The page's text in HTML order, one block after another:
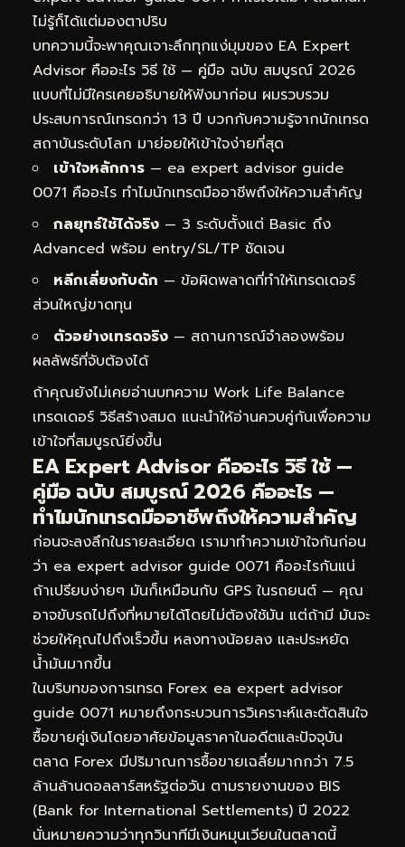
ไม่รู้ก็ได้แต่มองตาปริบ
บทความนี้จะพาคุณเจาะลึกทุกแง่มุมของ EA Expert
Advisor คืออะไร วิธี ใช้ — คู่มือ ฉบับ สมบูรณ์ 2026
แบบที่ไม่มีใครเคยอธิบายให้ฟังมาก่อน ผมรวบรวม
ประสบการณ์เทรดกว่า 13 ปี บวกกับความรู้จากนักเทรด
สถาบันระดับโลก มาย่อยให้เข้าใจง่ายที่สุด
เข้าใจหลักการ — ea expert advisor guide
0071 คืออะไร ทำไมนักเทรดมืออาชีพถึงให้ความสำคัญ
กลยุทธ์ใช้ได้จริง — 3 ระดับตั้งแต่ Basic ถึง
Advanced พร้อม entry/SL/TP ชัดเจน
หลีกเลี่ยงกับดัก — ข้อผิดพลาดที่ทำให้เทรดเดอร์
ส่วนใหญ่ขาดทุน
ตัวอย่างเทรดจริง — สถานการณ์จำลองพร้อม
ผลลัพธ์ที่จับต้องได้
ถ้าคุณยังไม่เคยอ่านบทความ Work Life Balance
เทรดเดอร์ วิธีสร้างสมด แนะนำให้อ่านควบคู่กันเพื่อความ
เข้าใจที่สมบูรณ์ยิ่งขึ้น
EA Expert Advisor คืออะไร วิธี ใช้ —
คู่มือ ฉบับ สมบูรณ์ 2026 คืออะไร —
ทำไมนักเทรดมืออาชีพถึงให้ความสำคัญ
ก่อนจะลงลึกในรายละเอียด เรามาทำความเข้าใจกันก่อน
ว่า ea expert advisor guide 0071 คืออะไรกันแน่
ถ้าเปรียบง่ายๆ มันก็เหมือนกับ GPS ในรถยนต์ — คุณ
อาจขับรถไปถึงที่หมายได้โดยไม่ต้องใช้มัน แต่ถ้ามี มันจะ
ช่วยให้คุณไปถึงเร็วขึ้น หลงทางน้อยลง และประหยัด
น้ำมันมากขึ้น
ในบริบทของการเทรด Forex ea expert advisor
guide 0071 หมายถึงกระบวนการวิเคราะห์และตัดสินใจ
ซื้อขายคู่เงินโดยอาศัยข้อมูลราคาในอดีตและปัจจุบัน
ตลาด Forex มีปริมาณการซื้อขายเฉลี่ยมากกว่า 7.5
ล้านล้านดอลลาร์สหรัฐต่อวัน ตามรายงานของ BIS
(Bank for International Settlements) ปี 2022
นั่นหมายความว่าทุกวินาทีมีเงินหมุนเวียนในตลาดนี้